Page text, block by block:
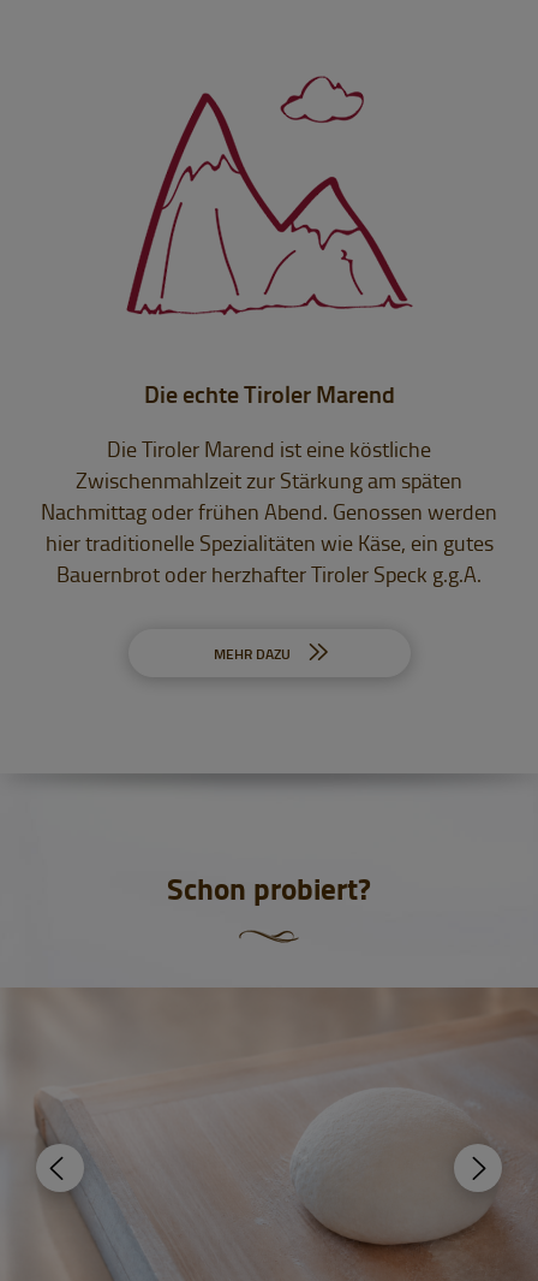
Die echte Tiroler Marend
Die Tiroler Marend ist eine köstliche
Zwischenmahlzeit zur Stärkung am späten
Nachmittag oder frühen Abend. Genossen werden
hier traditionelle Spezialitäten wie Käse, ein gutes
Bauernbrot oder herzhafter Tiroler Speck g.g.A.
MEHR DAZU
Schon probiert?